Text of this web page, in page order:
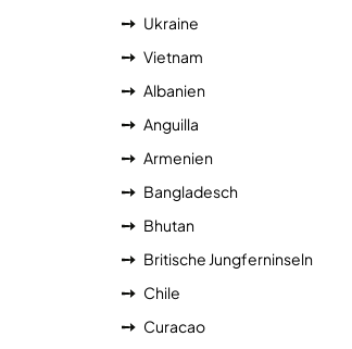
Ukraine
Vietnam
Albanien
Anguilla
Armenien
Bangladesch
Bhutan
Britische Jungferninseln
Chile
Curacao